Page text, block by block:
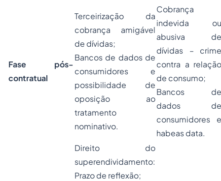
Fase pós-
contratual
Terceirização da
cobrança amigável
de dívidas;
Bancos de dados de
consumidores e
possibilidade de
oposição ao
tratamento
nominativo.
Cobrança
indevida ou
abusiva de
dívidas – crime
contra a relação
de consumo;
Bancos de
dados de
consumidores e
habeas data.
Direito do
superendividamento:
Prazo de reflexão;